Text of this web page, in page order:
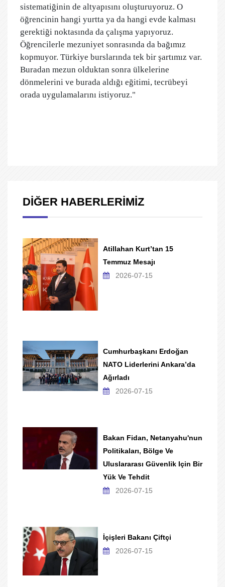
sistematiğinin de altyapısını oluşturuyoruz. O
öğrencinin hangi yurtta ya da hangi evde kalması
gerektiği noktasında da çalışma yapıyoruz.
Öğrencilerle mezuniyet sonrasında da bağımız
kopmuyor. Türkiye burslarında tek bir şartımız var.
Buradan mezun olduktan sonra ülkelerine
dönmelerini ve burada aldığı eğitimi, tecrübeyi
orada uygulamalarını istiyoruz."
DİĞER HABERLERİMİZ
Atillahan Kurt’tan 15
Temmuz Mesajı
2026-07-15
Cumhurbaşkanı Erdoğan
NATO Liderlerini Ankara’da
Ağırladı
2026-07-15
Bakan Fidan, Netanyahu'nun
Politikaları, Bölge Ve
Uluslararası Güvenlik Için Bir
Yük Ve Tehdit
2026-07-15
İçişleri Bakanı Çiftçi
2026-07-15